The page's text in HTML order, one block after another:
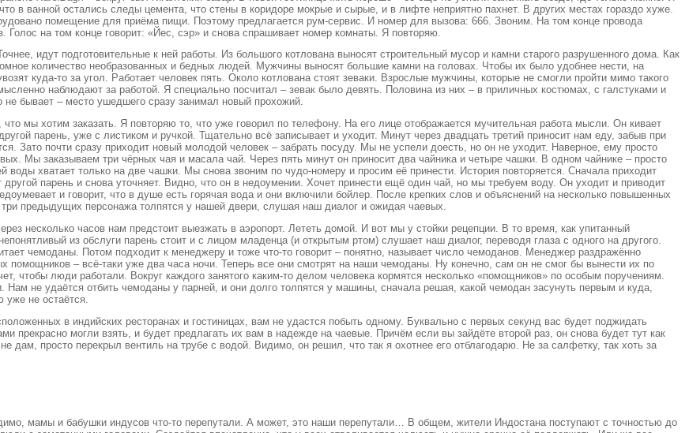
в ванной остались следы цемента, что стены в коридоре мокрые и сырые, и в лифте неприятно пахнет. В других местах гораздо хуже.
помещение для приёма пищи. Поэтому предлагается рум-сервис. И номер для вызова: 666. Звоним. На том конце провода
на том конце говорит: «Йес, сэр» и снова спрашивает номер комнаты. Я повторяю.
идут подготовительные к ней работы. Из большого котлована выносят строительный мусор и камни старого разрушенного дома. Как
количество необразованных и бедных людей. Мужчины выносят большие камни на головах. Чтобы их было удобнее нести, на
куда-то за угол. Работает человек пять. Около котлована стоят зеваки. Взрослые мужчины, которые не смогли пройти мимо такого
наблюдают за работой. Я специально посчитал – зевак было девять. Половина из них – в приличных костюмах, с галстуками и
бывает – место ушедшего сразу занимал новый прохожий.
мы хотим заказать. Я повторяю то, что уже говорил по телефону. На его лице отображается мучительная работа мысли. Он кивает
парень, уже с листиком и ручкой. Тщательно всё записывает и уходит. Минут через двадцать третий приносит нам еду, забыв при
Зато почти сразу приходит новый молодой человек – забрать посуду. Мы не успели доесть, но он не уходит. Наверное, ему просто
Мы заказываем три чёрных чая и масала чай. Через пять минут он приносит два чайника и четыре чашки. В одном чайнике – просто
воды хватает только на две чашки. Мы снова звоним по чудо-номеру и просим её принести. История повторяется. Сначала приходит
парень и снова уточняет. Видно, что он в недоумении. Хочет принести ещё один чай, но мы требуем воду. Он уходит и приводит
и говорит, что в душе есть горячая вода и они включили бойлер. После крепких слов и объяснений на несколько повышенных
предыдущих персонажа толпятся у нашей двери, слушая наш диалог и ожидая чаевых.
несколько часов нам предстоит выезжать в аэропорт. Лететь домой. И вот мы у стойки рецепции. В то время, как упитанный
из обслуги парень стоит и с лицом младенца (и открытым ртом) слушает наш диалог, переводя глаза с одного на другого.
чемоданы. Потом подходит к менеджеру и тоже что-то говорит – понятно, называет число чемоданов. Менеджер раздражённо
помощников – всё-таки уже два часа ночи. Теперь все они смотрят на наши чемоданы. Ну конечно, сам он не смог бы вынести их по
чтобы люди работали. Вокруг каждого занятого каким-то делом человека кормятся несколько «помощников» по особым поручениям.
Нам не удаётся отбить чемоданы у парней, и они долго толпятся у машины, сначала решая, какой чемодан засунуть первым и куда,
не остаётся.
в индийских ресторанах и гостиницах, вам не удастся побыть одному. Буквально с первых секунд вас будет поджидать
прекрасно могли взять, и будет предлагать их вам в надежде на чаевые. Причём если вы зайдёте второй раз, он снова будет тут как
дам, просто перекрыл вентиль на трубе с водой. Видимо, он решил, что так я охотнее его отблагодарю. Не за салфетку, так хоть за
мамы и бабушки индусов что-то перепутали. А может, это наши перепутали… В общем, жители Индостана поступают с точностью до